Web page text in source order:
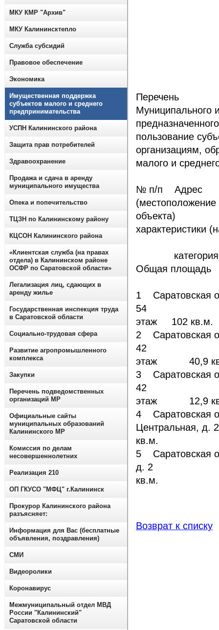
Перечень
Муниципального
пользование
организациям,
малого и
№ п/п Адрес
(местоположение
Общая
1 Саратовская
54
этаж 102 кв.м.
2 Саратовская
42
этаж 40,9
3 Саратовская
42
этаж 12,9
4 Саратовская
кв.м.
5 Саратовская
д. 2
кв.м.
Возврат к списку
МКУ КМР "Архив"
МКУ Калининсктепло
Служба субсидий
Правовое обеспечение
Экономика
Имущественная поддержка
субъектов малого и среднего
предпринимательства
УСПН Калининского района
Защита прав потребителей
Здравоохранение
Продажа и сдача в аренду
муниципального имущества
Опека и попечительство
ТЦЗН по Калининскому району
КЦСОН Калининского района
«Клиентская служба (на правах
отдела) в Калининском районе
ОСФР по Саратовской области»
Легализация лиц, сдающих в
аренду жилье
Государственная инспекция труда
в Саратовской области
Социально-трудовая сфера
Развитие агропромышленного
комплекса
Закупки
Перечень подведомственных
организаций МР
Официальные сайты
муниципальных образований
Калининского МР
Комиссия по делам
несовершеннолетних
Реализация 210
ОП ГКУСО "МФЦ" г.Калининск
Прокурор Калининского района
разъясняет:
Информация для Вас (бесплатные
объявления, поздравления)
СМИ
Видеоролики
Коронавирус
Межмуниципальный отдел МВД
России "Калининский"
Саратовской области